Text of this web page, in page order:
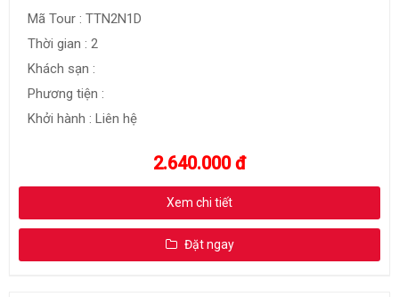
Mã Tour : TTN2N1D
Thời gian : 2
Khách sạn :
Phương tiện :
Khởi hành : Liên hệ
2.640.000 đ
Xem chi tiết
Đặt ngay